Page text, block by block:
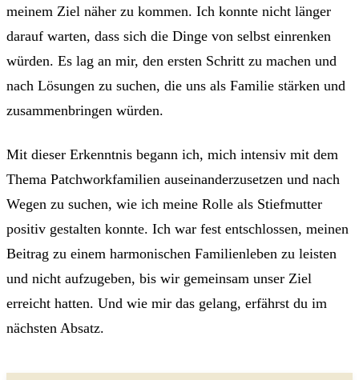
meinem Ziel näher zu kommen. Ich konnte nicht länger
darauf warten, dass sich die Dinge von selbst einrenken
würden. Es lag an mir, den ersten Schritt zu machen und
nach Lösungen zu suchen, die uns als Familie stärken und
zusammenbringen würden.
Mit dieser Erkenntnis begann ich, mich intensiv mit dem
Thema Patchworkfamilien auseinanderzusetzen und nach
Wegen zu suchen, wie ich meine Rolle als Stiefmutter
positiv gestalten konnte. Ich war fest entschlossen, meinen
Beitrag zu einem harmonischen Familienleben zu leisten
und nicht aufzugeben, bis wir gemeinsam unser Ziel
erreicht hatten. Und wie mir das gelang, erfährst du im
nächsten Absatz.